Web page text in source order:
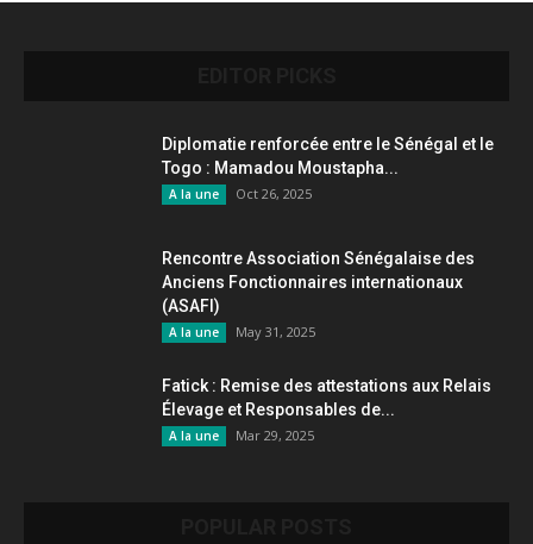
Diplomatie renforcée entre le Sénégal et le
Togo : Mamadou Moustapha...
A la une Oct 26, 2025
Rencontre Association Sénégalaise des
Anciens Fonctionnaires internationaux
(ASAFI)
A la une May 31, 2025
Fatick : Remise des attestations aux Relais
Élevage et Responsables de...
A la une Mar 29, 2025